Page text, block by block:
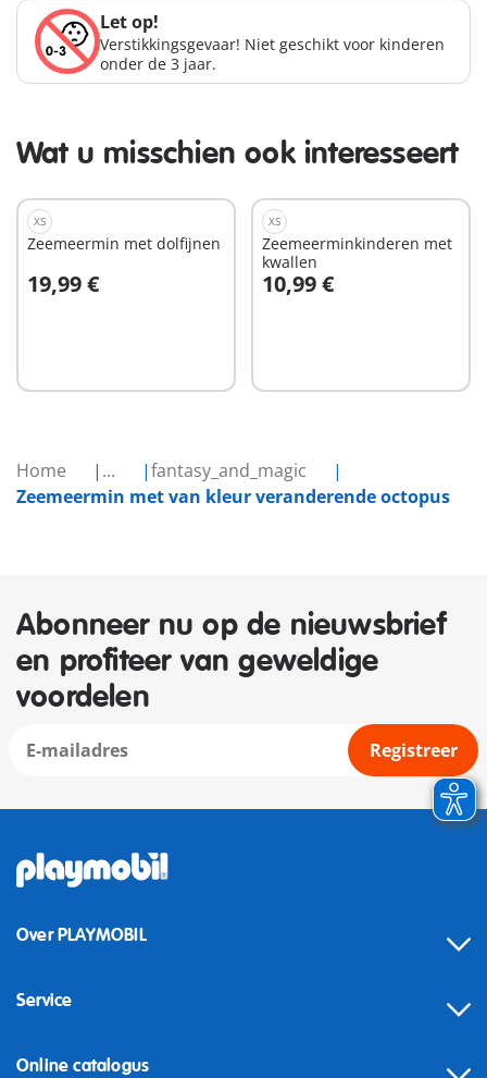
Home ...
fantasy_and_magic
Zeemeermin met van kleur veranderende octopus
Let op!
Verstikkingsgevaar! Niet geschikt voor kinderen
onder de 3 jaar.
Wat u misschien ook interesseert
XS
Zeemeermin met dolfijnen
19,99 €
In winkelwagen
XS
Zeemeerminkinderen met
kwallen
10,99 €
In winkelwagen
Abonneer nu op de nieuwsbrief
en profiteer van geweldige
voordelen
Registreer
Over PLAYMOBIL
Service
Online catalogus